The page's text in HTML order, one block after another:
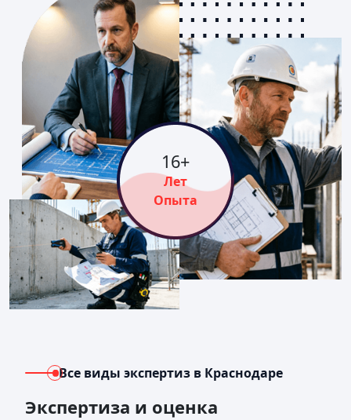
16+
Лет
Опыта
Все виды экспертиз в Краснодаре
Экспертиза и оценка